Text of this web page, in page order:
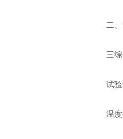
二、
三综合
试验箱
温度控